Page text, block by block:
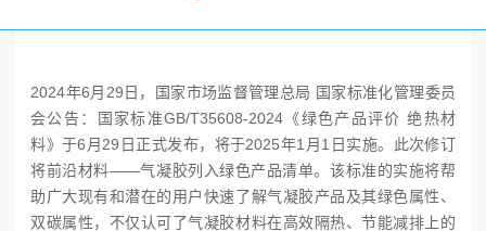
2024年6月29日，国家市场监督管理总局 国家标准化管理委员
会公告：国家标准GB/T35608-2024《绿色产品评价 绝热材
料》于6月29日正式发布，将于2025年1月1日实施。此次修订
将前沿材料——气凝胶列入绿色产品清单。该标准的实施将帮
助广大现有和潜在的用户快速了解气凝胶产品及其绿色属性、
双碳属性，不仅认可了气凝胶材料在高效隔热、节能减排上的